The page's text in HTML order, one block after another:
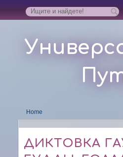
Home
ДИКТОВКА